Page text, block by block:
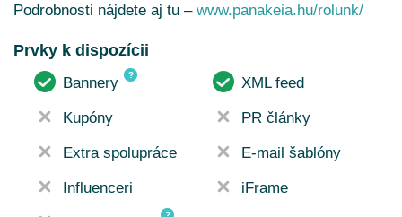
Podrobnosti nájdete aj tu – www.panakeia.hu/rolunk/
Prvky k dispozícii
Bannery ? XML feed
Kupóny PR články
Extra spolupráce E-mail šablóny
Influenceri iFrame
?